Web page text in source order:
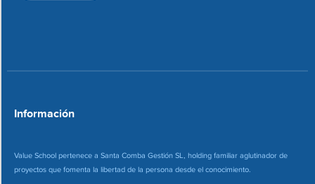
e
Información
Value School pertenece a Santa Comba Gestión SL, holding familiar aglutinador de
proyectos que fomenta la libertad de la persona desde el conocimiento.